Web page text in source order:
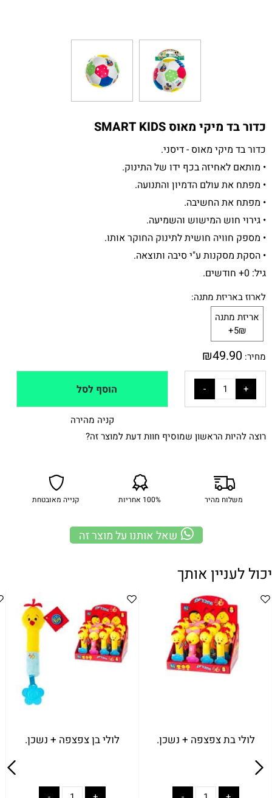
כדור בד מיקי מאוס SMART KIDS
כדור בד מיקי מאוס - דיסני.
• מותאם לאחיזה בכף ידו של התינוק.
• מפתח את עולם הדמיון והתנועה.
• מפתח את החשיבה.
• גירוי חוש המישוש והשמיעה.
• מספק חוויה חושית לתינוק החוקר אותו.
• הסקת מסקנות ע"י סיבה ותוצאה.
גיל: 0+ חודשים.
לארוז באריזת מתנה:
אריזת מתנה
5₪+
מחיר:
₪49.90
הוסף לסל
קניה מהירה
רוצה להיות הראשון שמוסיף חוות דעת למוצר זה?
משלוח מהיר 100% אחריות קנייה מאובטחת
שאל אותנו על מוצר זה
יכול לעניין אותך
לולי בן צפצפה + נשכן. לולי בת צפצפה + נשכן.